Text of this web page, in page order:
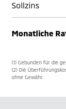
Sollzins
Monatliche
(1) Gebunden für die
(2) Die
ohne Gewähr.